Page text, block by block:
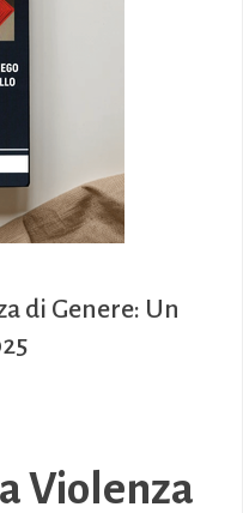
di Genere: Un
Violenza